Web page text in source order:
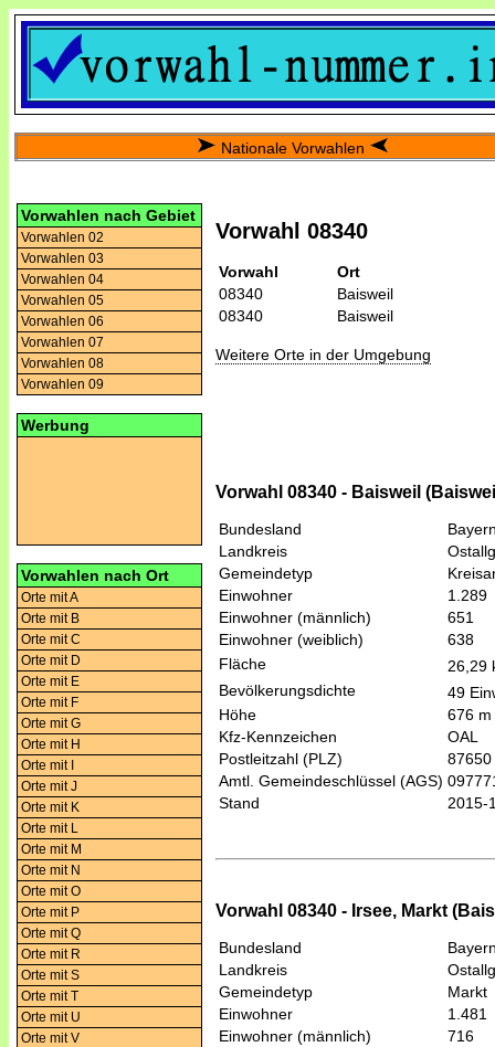
Nationale Vorwahlen
Vorwahlen nach Gebiet
Vorwahlen 02
Vorwahlen 03
Vorwahlen 04
Vorwahlen 05
Vorwahlen 06
Vorwahlen 07
Vorwahlen 08
Vorwahlen 09
Werbung
Vorwahlen nach Ort
Orte mit A
Orte mit B
Orte mit C
Orte mit D
Orte mit E
Orte mit F
Orte mit G
Orte mit H
Orte mit I
Orte mit J
Orte mit K
Orte mit L
Orte mit M
Orte mit N
Orte mit O
Orte mit P
Orte mit Q
Orte mit R
Orte mit S
Orte mit T
Orte mit U
Orte mit V
Vorwahl 08340
Vorwahl
Ort
08340
Baisweil
08340
Baisweil
Weitere Orte in der Umgebung
Vorwahl 08340 - Baisweil
Bundesland
Landkreis
Gemeindetyp
Einwohner
1.289
Einwohner (männlich)
651
Einwohner (weiblich)
638
Fläche
26,29
Bevölkerungsdichte
49
Höhe
676 m
Kfz-Kennzeichen
OAL
Postleitzahl (PLZ)
87650
Amtl. Gemeindeschlüssel (AGS)
Stand
2015-
Vorwahl 08340 - Irsee, Markt
Bundesland
Landkreis
Gemeindetyp
Markt
Einwohner
1.481
Einwohner (männlich)
716